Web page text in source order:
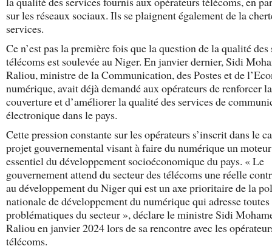
sur les réseaux sociaux. Ils se plaignent également de la
services.
Ce n’est pas la première fois que la question de la qualité des
télécoms est soulevée au Niger. En janvier dernier, Sidi
Raliou, ministre de la Communication, des Postes et de
numérique, avait déjà demandé aux opérateurs de renforcer la
couverture et d’améliorer la qualité des services de
électronique dans le pays.
Cette pression constante sur les opérateurs s’inscrit dans le
projet gouvernemental visant à faire du numérique un moteur
essentiel du développement socioéconomique du pays. « Le
gouvernement attend du secteur des télécoms une réelle
au développement du Niger qui est un axe prioritaire de la
nationale de développement du numérique qui adresse toutes
problématiques du secteur », déclare le ministre Sidi
Raliou en janvier 2024 lors de sa rencontre avec les
télécoms.